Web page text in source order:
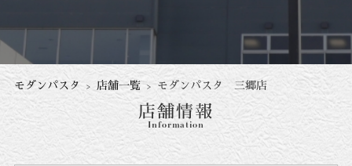
モダンパスタ 店舗一覧 モダンパスタ 三郷店
店舗情報
Information